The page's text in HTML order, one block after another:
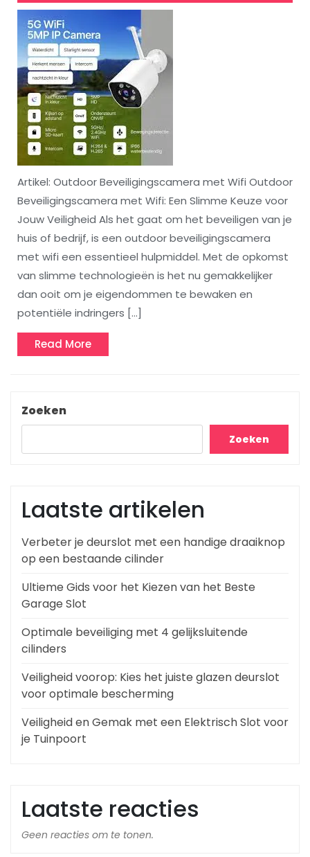
Artikel: Outdoor Beveiligingscamera met Wifi Outdoor
Beveiligingscamera met Wifi: Een Slimme Keuze voor
Jouw Veiligheid Als het gaat om het beveiligen van je
huis of bedrijf, is een outdoor beveiligingscamera
met wifi een essentieel hulpmiddel. Met de opkomst
van slimme technologieën is het nu gemakkelijker
dan ooit om je eigendommen te bewaken en
potentiële indringers […]
Read MoreRead
More
Zoeken
Zoeken
Laatste artikelen
Verbeter je deurslot met een handige draaiknop
op een bestaande cilinder
Ultieme Gids voor het Kiezen van het Beste
Garage Slot
Optimale beveiliging met 4 gelijksluitende
cilinders
Veiligheid voorop: Kies het juiste glazen deurslot
voor optimale bescherming
Veiligheid en Gemak met een Elektrisch Slot voor
je Tuinpoort
Laatste reacties
Geen reacties om te tonen.